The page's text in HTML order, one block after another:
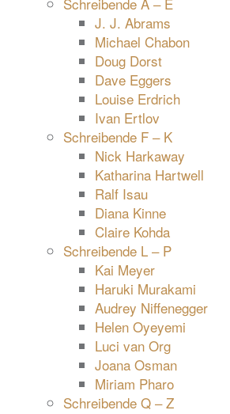
J. J. Abrams
Michael Chabon
Doug Dorst
Dave Eggers
Louise Erdrich
Ivan Ertlov
Schreibende F – K
Nick Harkaway
Katharina Hartwell
Ralf Isau
Diana Kinne
Claire Kohda
Schreibende L – P
Kai Meyer
Haruki Murakami
Audrey Niffenegger
Helen Oyeyemi
Luci van Org
Joana Osman
Miriam Pharo
Schreibende Q – Z